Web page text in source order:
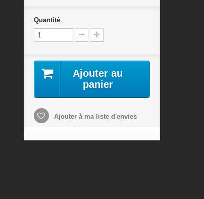
Quantité
Ajouter au
panier
Ajouter à ma liste d'envies